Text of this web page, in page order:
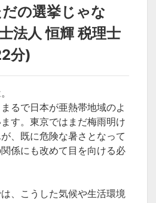
の選挙じゃな
法人 恒輝 税理士
分)
るで日本が亜熱帯地域のよ
す。東京ではまだ梅雨明け
、既に危険な暑さとなって
係にも改めて目を向ける必
、こうした気候や生活環境